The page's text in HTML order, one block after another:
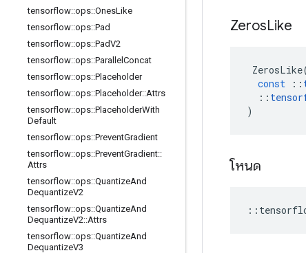
tensorflow::ops::OnesLike
tensorflow::ops::Pad
tensorflow::ops::PadV2
tensorflow::ops::Parallel Concat
tensorflow::ops::Placeholder
tensorflow::ops::Placeholder::Attrs
tensorflow::ops::PlaceholderWith
Default
tensorflow::ops::PreventGradient
tensorflow::ops::PreventGradient::
Attrs
tensorflow::ops::QuantizeAnd
DequantizeV2
tensorflow::ops::QuantizeAnd
DequantizeV2::Attrs
tensorflow::ops::QuantizeAnd
DequantizeV3
ZerosLike
ZerosLike
const
::
::
)
โหนด
::